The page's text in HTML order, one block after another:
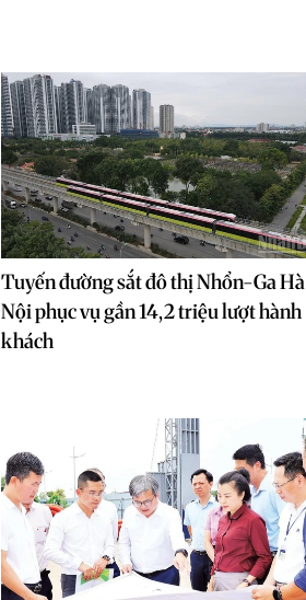
Tuyến đường sắt đô thị Nhổn-Ga Hà
Nội phục vụ gần 14,2 triệu lượt hành
khách